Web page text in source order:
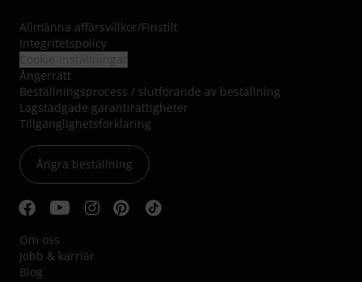
Allmänna affärsvillkor/Finstilt
Integritetspolicy
Ångerrätt
Beställningsprocess / slutförande av beställning
Lagstadgade garantirättigheter
Tillgänglighetsförklaring
Ångra beställning
Om oss
Jobb & karriär
Blog